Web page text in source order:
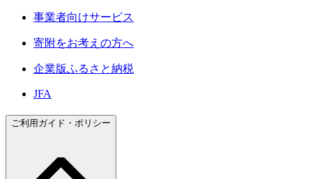
事業者向けサービス
寄附をお考えの方へ
企業版ふるさと納税
JFA
ご利用ガイド・ポリシー